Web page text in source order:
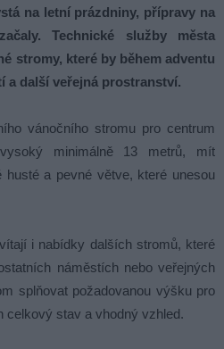
na letní prázdniny, přípravy na
Technické služby města
stromy, které by během adventu
a další veřejná prostranství.
vánočního stromu pro centrum
minimálně 13 metrů, mít
husté a pevné větve, které unesou
i nabídky dalších stromů, které
náměstích nebo veřejných
splňovat požadovanou výšku pro
celkový stav a vhodný vzhled.